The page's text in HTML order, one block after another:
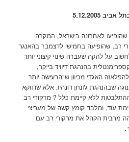
שהופיעו לאחרונה בישראל, המקרה
רב, שהופיעה בחמישי לדצמבר בהאנגר
על להקה שעברה שינוי קיצוני יותר
בהנהגת דיוויד בייקר,
לולהפלאזה האגדי מכיוון ש"הרעישה יותר
שבהנהגת ג'ונתן דונהיו. אלא שדווקא
ההתלבטות ללא קיימת כלל ? מרקורי רב
עוד, ומלבד קומץ קשה של מעריצי
מרבית הקהל את מרקורי רב עם